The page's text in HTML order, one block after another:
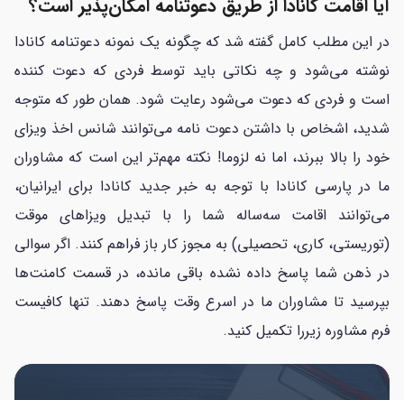
آیا اقامت کانادا از طریق دعوتنامه امکان‌پذیر است؟
در این مطلب کامل گفته شد که چگونه یک نمونه دعوتنامه کانادا
نوشته می‌شود و چه نکاتی باید توسط فردی که دعوت کننده
است و فردی که دعوت می‌شود رعایت شود. همان طور که متوجه
شدید، اشخاص با داشتن دعوت نامه می‌توانند شانس اخذ ویزای
خود را بالا ببرند، اما نه لزوما! نکته مهم‌تر این است که مشاوران
ما در پارسی کانادا با توجه به خبر جدید کانادا برای ایرانیان،
می‌توانند اقامت سه‌ساله شما را با تبدیل ویزاهای موقت
(توریستی، کاری، تحصیلی) به مجوز کار باز فراهم کنند. اگر سوالی
در ذهن شما پاسخ داده نشده باقی مانده، در قسمت کامنت‌ها
بپرسید تا مشاوران ما در اسرع وقت پاسخ دهند. تنها کافیست
فرم مشاوره زیررا تکمیل کنید.